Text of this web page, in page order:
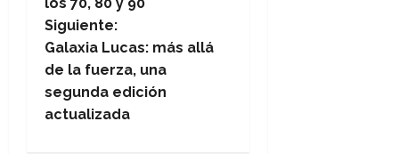
v
e
g
a
Siguiente:
Galaxia Lucas: más allá
de la fuerza, una
segunda edición
actualizada